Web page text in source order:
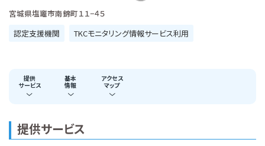
宮城県塩竈市南錦町１１−４５
認定支援機関
TKCモニタリング情報サービス利用
提供
サービス
基本
情報
アクセス
マップ
提供サービス